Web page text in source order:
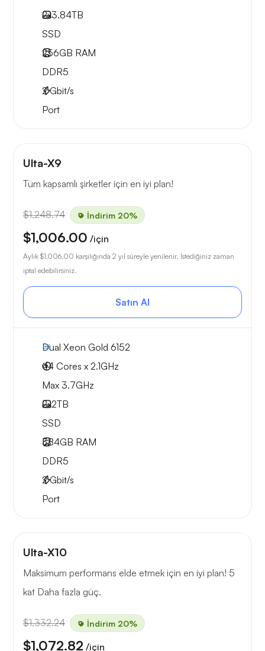
2x3.84TB
SSD
256GB RAM
DDR5
2Gbit/s
Port
Ulta-X9
Tüm kapsamlı şirketler için en iyi plan!
$1,248.74 İndirim 20%
$1,006.00 /için
Aylık $1,006.00 karşılığında 2 yıl süreyle yenilenir. İstediğiniz zaman
iptal edebilirsiniz.
Satın Al
Dual Xeon Gold 6152
44 Cores x 2.1GHz
Max 3.7GHz
2x2TB
SSD
384GB RAM
DDR5
2Gbit/s
Port
Ulta-X10
Maksimum performans elde etmek için en iyi plan! 5
kat Daha fazla güç.
$1,332.24 İndirim 20%
$1,072.82 /için